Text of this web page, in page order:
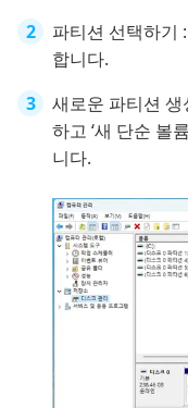
파티션 선택하기
합니다.
새로운 파티션
하고 ‘새 단순 볼
니다.